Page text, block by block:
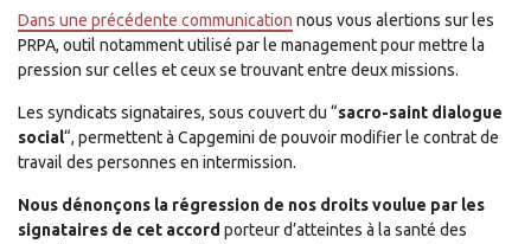
Dans une précédente communication nous vous alertions sur les
PRPA, outil notamment utilisé par le management pour mettre la
pression sur celles et ceux se trouvant entre deux missions.
Les syndicats signataires, sous couvert du “sacro-saint dialogue
social“, permettent à Capgemini de pouvoir modifier le contrat de
travail des personnes en intermission.
Nous dénonçons la régression de nos droits voulue par les
signataires de cet accord porteur d’atteintes à la santé des